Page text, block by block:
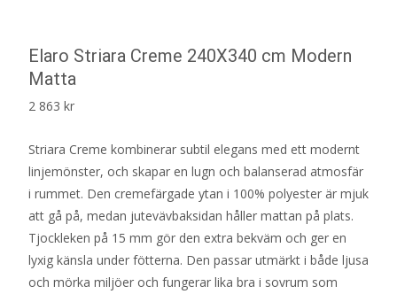
Elaro Striara Creme 240X340 cm Modern
Matta
2 863 kr
Striara Creme kombinerar subtil elegans med ett modernt
linjemönster, och skapar en lugn och balanserad atmosfär
i rummet. Den cremefärgade ytan i 100% polyester är mjuk
att gå på, medan jutevävbaksidan håller mattan på plats.
Tjockleken på 15 mm gör den extra bekväm och ger en
lyxig känsla under fötterna. Den passar utmärkt i både ljusa
och mörka miljöer och fungerar lika bra i sovrum som